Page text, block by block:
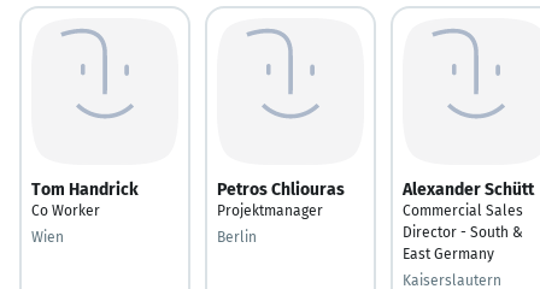
Tom Handrick
Co Worker
Wien
Petros Chliouras
Projektmanager
Berlin
Alexander Schütt
Commercial Sales
Director - South &
East Germany
Kaiserslautern